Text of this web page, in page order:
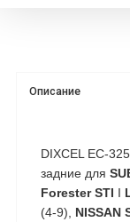
Описание
DIXCEL EC-
задние для
Forester STI I
(4-9), NISSAN